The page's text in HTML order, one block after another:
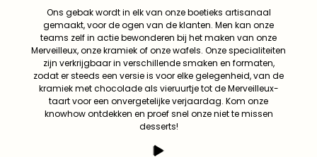
Ons gebak wordt in elk van onze boetieks artisanaal
gemaakt, voor de ogen van de klanten. Men kan onze
teams zelf in actie bewonderen bij het maken van onze
Merveilleux, onze kramiek of onze wafels. Onze specialiteiten
zijn verkrijgbaar in verschillende smaken en formaten,
zodat er steeds een versie is voor elke gelegenheid, van de
kramiek met chocolade als vieruurtje tot de Merveilleux-
taart voor een onvergetelijke verjaardag. Kom onze
knowhow ontdekken en proef snel onze niet te missen
desserts!